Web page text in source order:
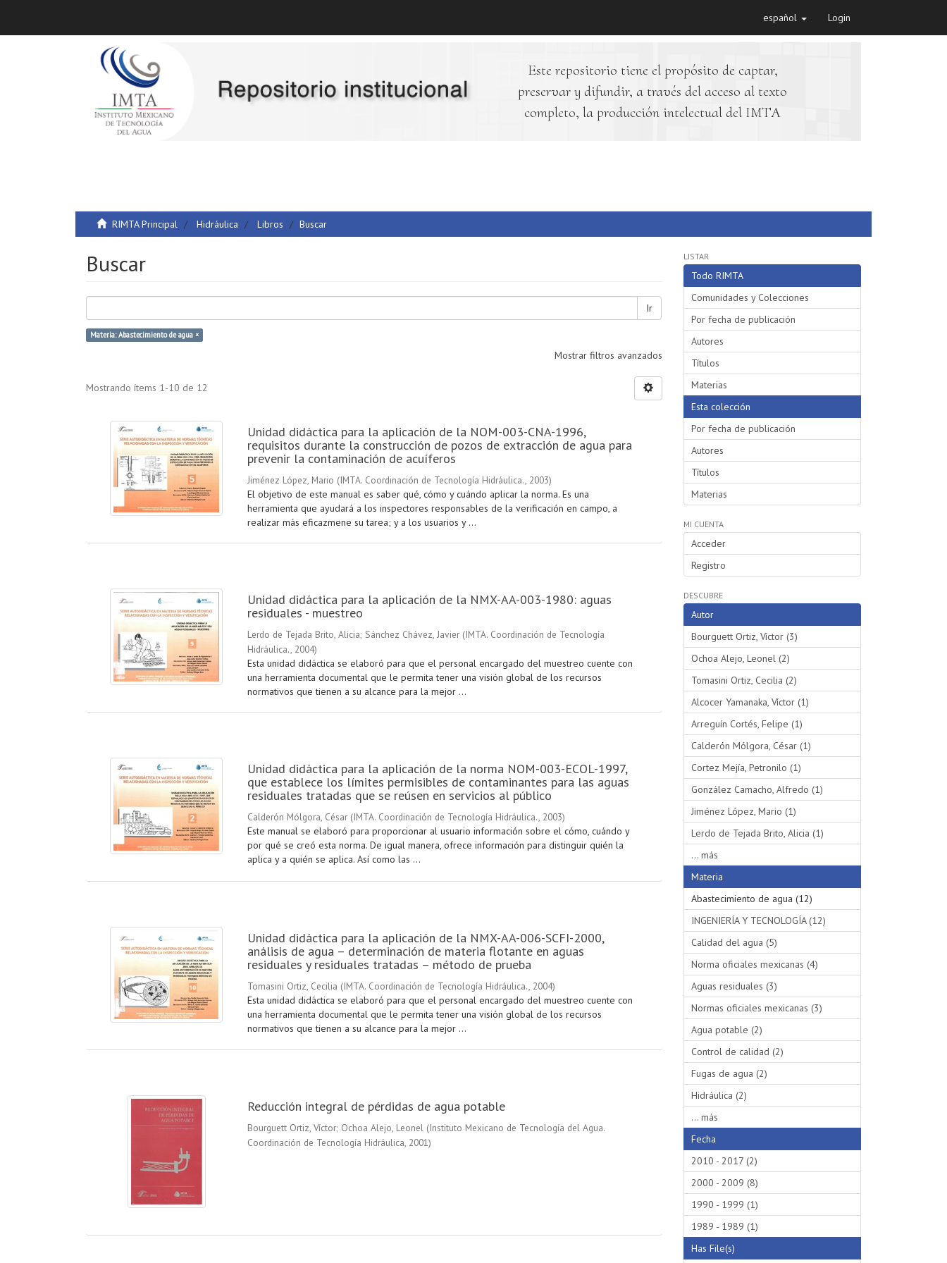
español Login
Este repositorio tiene el propósito de captar,
preservar y difundir, a través del acceso al texto
completo, la producción intelectual del IMTA
RIMTA Principal Hidráulica Libros Buscar
Buscar
Ir
Materia: Abastecimiento de agua ×
Mostrar filtros avanzados
Mostrando ítems 1-10 de 12
Unidad didáctica para la aplicación de la NOM-003-CNA-1996,
requisitos durante la construcción de pozos de extracción de agua para
prevenir la contaminación de acuíferos
Jiménez López, Mario (IMTA. Coordinación de Tecnología Hidráulica., 2003)
El objetivo de este manual es saber qué, cómo y cuándo aplicar la norma. Es una
herramienta que ayudará a los inspectores responsables de la verificación en campo, a
realizar más eficazmene su tarea; y a los usuarios y ...
Unidad didáctica para la aplicación de la NMX-AA-003-1980: aguas
residuales - muestreo
Lerdo de Tejada Brito, Alicia; Sánchez Chávez, Javier (IMTA. Coordinación de Tecnología
Hidráulica., 2004)
Esta unidad didáctica se elaboró para que el personal encargado del muestreo cuente con
una herramienta documental que le permita tener una visión global de los recursos
normativos que tienen a su alcance para la mejor ...
Unidad didáctica para la aplicación de la norma NOM-003-ECOL-1997,
que establece los límites permisibles de contaminantes para las aguas
residuales tratadas que se reúsen en servicios al público
Calderón Mólgora, César (IMTA. Coordinación de Tecnología Hidráulica., 2003)
Este manual se elaboró para proporcionar al usuario información sobre el cómo, cuándo y
por qué se creó esta norma. De igual manera, ofrece información para distinguir quién la
aplica y a quién se aplica. Así como las ...
Unidad didáctica para la aplicación de la NMX-AA-006-SCFI-2000,
análisis de agua – determinación de materia flotante en aguas
residuales y residuales tratadas – método de prueba
Tomasini Ortiz, Cecilia (IMTA. Coordinación de Tecnología Hidráulica., 2004)
Esta unidad didáctica se elaboró para que el personal encargado del muestreo cuente con
una herramienta documental que le permita tener una visión global de los recursos
normativos que tienen a su alcance para la mejor ...
Reducción integral de pérdidas de agua potable
Bourguett Ortiz, Víctor; Ochoa Alejo, Leonel (Instituto Mexicano de Tecnología del Agua.
Coordinación de Tecnología Hidráulica, 2001)
LISTAR
Todo RIMTA
Comunidades y Colecciones
Por fecha de publicación
Autores
Títulos
Materias
Esta colección
Por fecha de publicación
Autores
Títulos
Materias
MI CUENTA
Acceder
Registro
DESCUBRE
Autor
Bourguett Ortiz, Víctor (3)
Ochoa Alejo, Leonel (2)
Tomasini Ortiz, Cecilia (2)
Alcocer Yamanaka, Víctor (1)
Arreguín Cortés, Felipe (1)
Calderón Mólgora, César (1)
Cortez Mejía, Petronilo (1)
González Camacho, Alfredo (1)
Jiménez López, Mario (1)
Lerdo de Tejada Brito, Alicia (1)
... más
Materia
Abastecimiento de agua (12)
INGENIERÍA Y TECNOLOGÍA (12)
Calidad del agua (5)
Norma oficiales mexicanas (4)
Aguas residuales (3)
Normas oficiales mexicanas (3)
Agua potable (2)
Control de calidad (2)
Fugas de agua (2)
Hidráulica (2)
... más
Fecha
2010 - 2017 (2)
2000 - 2009 (8)
1990 - 1999 (1)
1989 - 1989 (1)
Has File(s)